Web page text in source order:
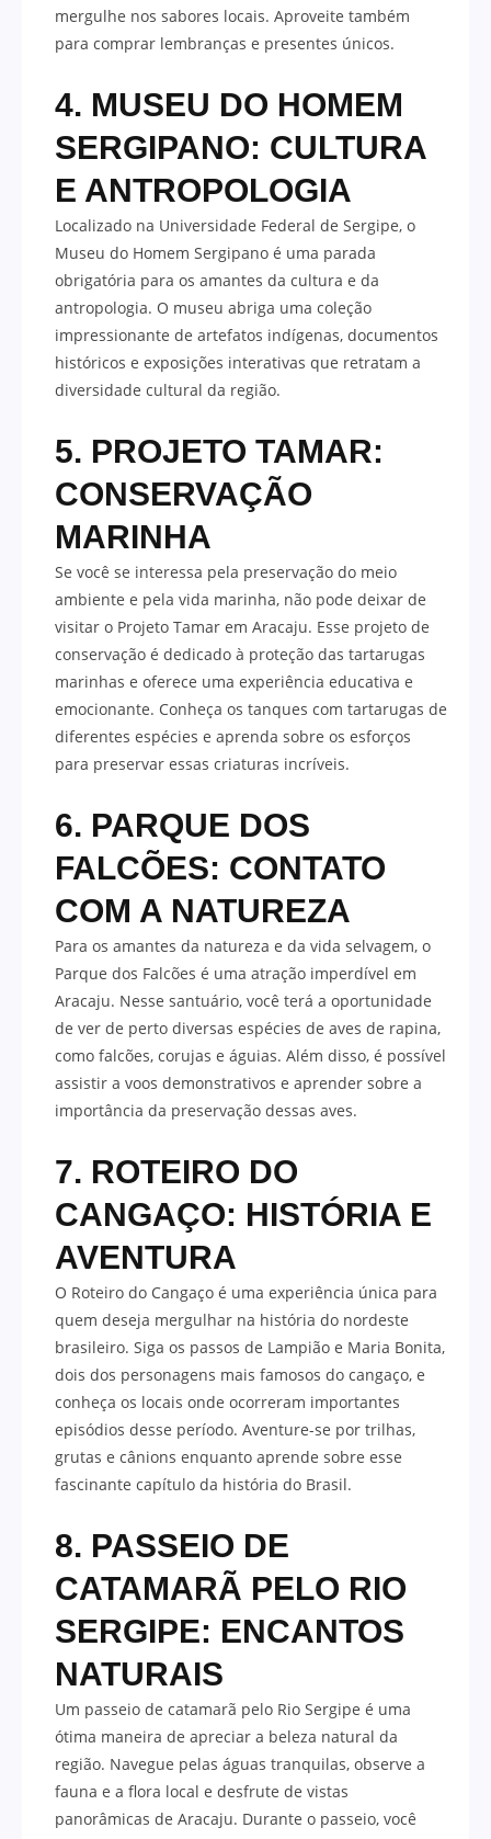
mergulhe nos sabores locais. Aproveite também
para comprar lembranças e presentes únicos.
4. MUSEU DO HOMEM
SERGIPANO: CULTURA
E ANTROPOLOGIA
Localizado na Universidade Federal de Sergipe, o
Museu do Homem Sergipano é uma parada
obrigatória para os amantes da cultura e da
antropologia. O museu abriga uma coleção
impressionante de artefatos indígenas, documentos
históricos e exposições interativas que retratam a
diversidade cultural da região.
5. PROJETO TAMAR:
CONSERVAÇÃO
MARINHA
Se você se interessa pela preservação do meio
ambiente e pela vida marinha, não pode deixar de
visitar o Projeto Tamar em Aracaju. Esse projeto de
conservação é dedicado à proteção das tartarugas
marinhas e oferece uma experiência educativa e
emocionante. Conheça os tanques com tartarugas de
diferentes espécies e aprenda sobre os esforços
para preservar essas criaturas incríveis.
6. PARQUE DOS
FALCÕES: CONTATO
COM A NATUREZA
Para os amantes da natureza e da vida selvagem, o
Parque dos Falcões é uma atração imperdível em
Aracaju. Nesse santuário, você terá a oportunidade
de ver de perto diversas espécies de aves de rapina,
como falcões, corujas e águias. Além disso, é possível
assistir a voos demonstrativos e aprender sobre a
importância da preservação dessas aves.
7. ROTEIRO DO
CANGAÇO: HISTÓRIA E
AVENTURA
O Roteiro do Cangaço é uma experiência única para
quem deseja mergulhar na história do nordeste
brasileiro. Siga os passos de Lampião e Maria Bonita,
dois dos personagens mais famosos do cangaço, e
conheça os locais onde ocorreram importantes
episódios desse período. Aventure-se por trilhas,
grutas e cânions enquanto aprende sobre esse
fascinante capítulo da história do Brasil.
8. PASSEIO DE
CATAMARÃ PELO RIO
SERGIPE: ENCANTOS
NATURAIS
Um passeio de catamarã pelo Rio Sergipe é uma
ótima maneira de apreciar a beleza natural da
região. Navegue pelas águas tranquilas, observe a
fauna e a flora local e desfrute de vistas
panorâmicas de Aracaju. Durante o passeio, você